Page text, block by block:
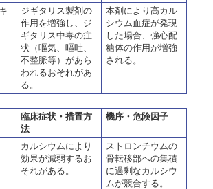
ジギタリス製剤の
作用を増強し、ジ
ギタリス中毒の症
状（嘔気、嘔吐、
不整脈等）があら
われるおそれがあ
る。
本剤により高カル
シウム血症が発現
した場合、強心配
糖体の作用が増強
される。
臨床症状・措置方
法
機序・危険因子
カルシウムにより
効果が減弱するお
それがある。
ストロンチウムの
骨転移部への集積
に過剰なカルシウ
ムが競合する。